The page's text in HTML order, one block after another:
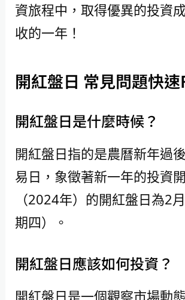
資旅程中，取得優異的投資
收的一年！
開紅盤日 常見問題快速
開紅盤日是什麼時候？
開紅盤日指的是農曆新年過
易日，象徵著新一年的投資
（2024年）的開紅盤日為2
期四）。
開紅盤日應該如何投資？
開紅盤日是一個觀察市場動